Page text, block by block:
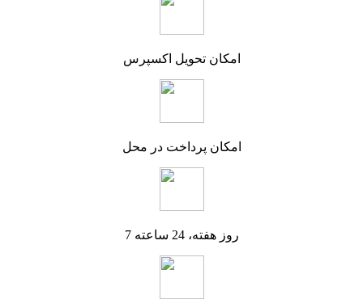
امکان تحویل اکسپرس
امکان پرداخت در محل
7 روز هفته، 24 ساعته